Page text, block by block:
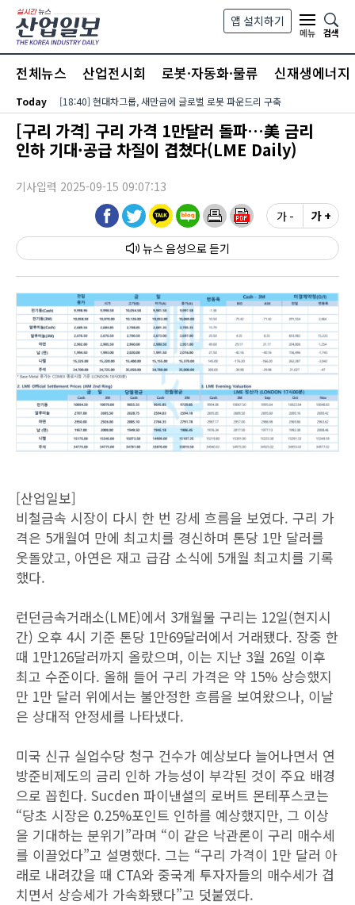
본문 바로가기
앱 설치하기
메뉴
검색
전체뉴스 산업전시회 로봇·자동화·물류 신재생에너지
Today [18:40] 현대차그룹, 새만금에 글로벌 로봇 파운드리 구축
[구리 가격] 구리 가격 1만달러 돌파…美 금리
인하 기대·공급 차질이 겹쳤다(LME Daily)
기사입력 2025-09-15 09:07:13
뉴스 음성
가 - 가 +
[산업일보]
비철금속 시장이 다시 한 번 강세 흐름을 보였다. 구리 가
격은 5개월여 만에 최고치를 경신하며 톤당 1만 달러를
웃돌았고, 아연은 재고 급감 소식에 5개월 최고치를 기록
했다.
런던금속거래소(LME)에서 3개월물 구리는 12일(현지시
간) 오후 4시 기준 톤당 1만69달러에서 거래됐다. 장중 한
때 1만126달러까지 올랐으며, 이는 지난 3월 26일 이후
최고 수준이다. 올해 들어 구리 가격은 약 15% 상승했지
만 1만 달러 위에서는 불안정한 흐름을 보여왔으나, 이날
은 상대적 안정세를 나타냈다.
미국 신규 실업수당 청구 건수가 예상보다 늘어나면서 연
방준비제도의 금리 인하 가능성이 부각된 것이 주요 배경
으로 꼽힌다. Sucden 파이낸셜의 로버트 몬테푸스코는
“당초 시장은 0.25%포인트 인하를 예상했지만, 그 이상
을 기대하는 분위기”라며 “이 같은 낙관론이 구리 매수세
를 이끌었다”고 설명했다. 그는 “구리 가격이 1만 달러 아
래로 내려갔을 때 CTA와 중국계 투자자들의 매수세가 겹
치면서 상승세가 가속화됐다”고 덧붙였다.